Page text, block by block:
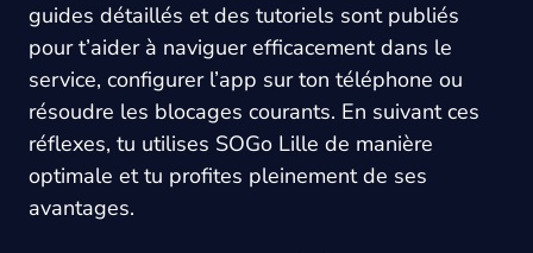
guides détaillés et des tutoriels sont publiés
pour t’aider à naviguer efficacement dans le
service, configurer l’app sur ton téléphone ou
résoudre les blocages courants. En suivant ces
réflexes, tu utilises SOGo Lille de manière
optimale et tu profites pleinement de ses
avantages.